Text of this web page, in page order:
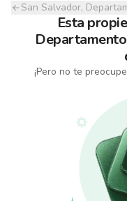
San Salvador,
Esta
¡Pero no te